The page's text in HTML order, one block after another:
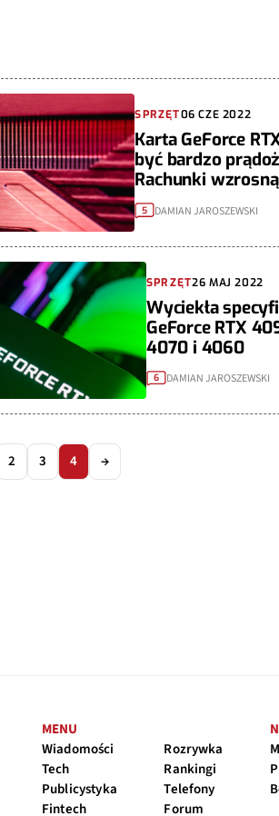
SPRZĘT06 CZE 2022
Karta GeForce
być bardzo
Rachunki wzrosną
5 DAMIAN JAROSZEWSKI
SPRZĘT26 MAJ 2022
Wyciekła
GeForce RTX
4070 i 4060
6 DAMIAN JAROSZEWSKI
2 3 4 →
MENU
Wiadomości
Tech
Publicystyka
Fintech
Rozrywka
Rankingi
Telefony
Forum